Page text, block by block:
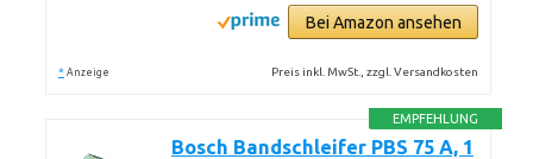
Bei Amazon ansehen
* Anzeige Preis inkl. MwSt., zzgl. Versandkosten
EMPFEHLUNG
Bosch Bandschleifer PBS 75 A, 1